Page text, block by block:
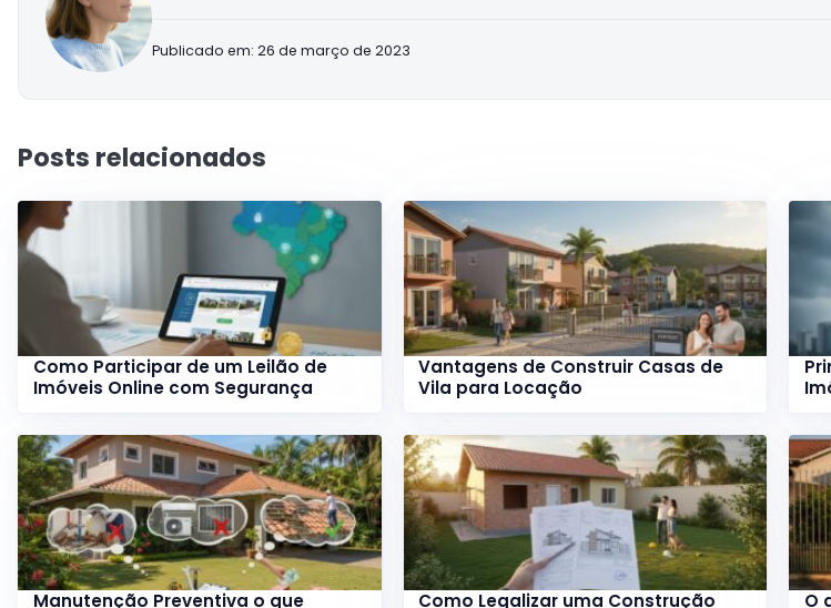
Publicado em: 26 de março de 2023
Posts relacionados
Como Participar de um Leilão de
Imóveis Online com Segurança
Vantagens de Construir Casas de
Vila para Locação
Manutenção Preventiva o que Como Legalizar uma Construção O